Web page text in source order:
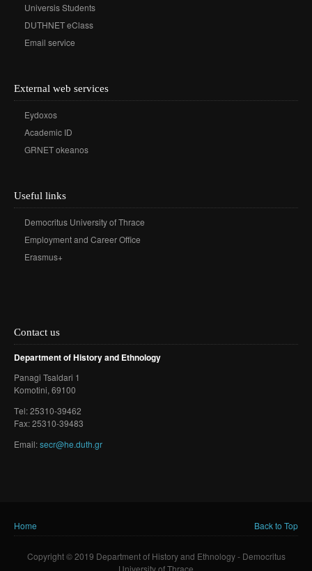
Universis Students
DUTHNET eClass
Email service
External web services
Eydoxos
Academic ID
GRNET okeanos
Useful links
Democritus University of Thrace
Employment and Career Office
Erasmus+
Contact us
Department of History and Ethnology
Panagi Tsaldari 1
Komotini, 69100
Τel: 25310-39462
Fax: 25310-39483
Email:secr@he.duth.gr
You are here
Home Back to Top
Copyright © 2019 Department of History and Ethnology - Democritus
University of Thrace